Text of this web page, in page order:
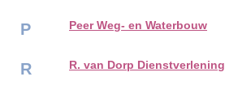
P Peer Weg- en Waterbouw
R R. van Dorp Dienstverlening